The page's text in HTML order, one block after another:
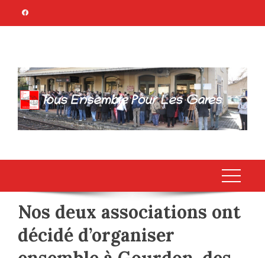
TOUS ENSEMBLE
POUR LES GARES
Association Citoyenne
Nos deux associations ont
décidé d’organiser